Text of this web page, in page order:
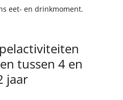
eet- en drinkmoment.
tussen 4 en
jaar